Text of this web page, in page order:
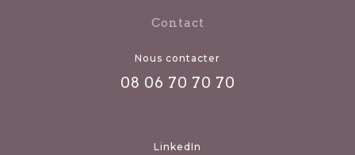
Contact
Nous contacter
08 06 70 70 70
LinkedIn